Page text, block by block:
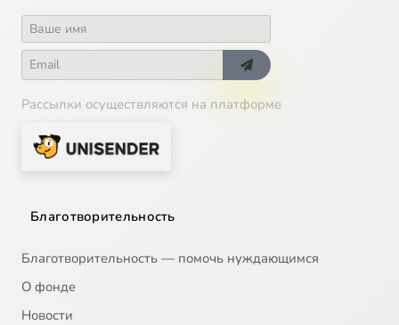
Рассылки осуществляются на платформе
Благотворительность
Благотворительность — помочь нуждающимся
О фонде
Новости